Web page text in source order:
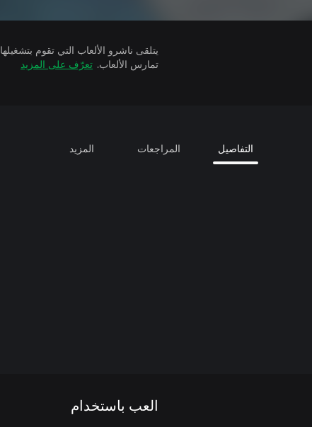
تمارس الألعاب. تعرّف على المزيد
التفاصيل المراجعات المزيد
العب باستخدام